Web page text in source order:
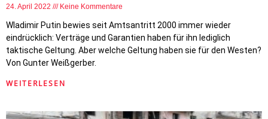
24. April 2022 Keine Kommentare
Wladimir Putin bewies seit Amtsantritt 2000 immer wieder
eindrücklich: Verträge und Garantien haben für ihn lediglich
taktische Geltung. Aber welche Geltung haben sie für den Westen?
Von Gunter Weißgerber.
WEITERLESEN